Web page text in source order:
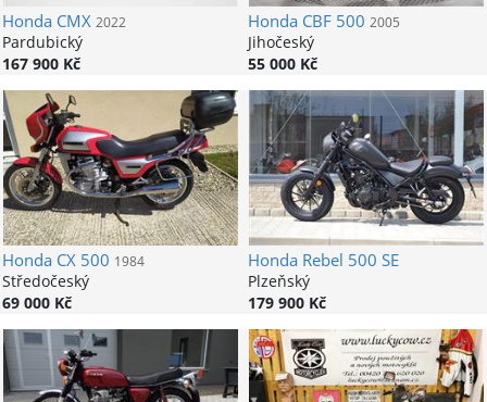
HondaCMX 2022
Pardubický
167 900 Kč
HondaCBF 500 2005
Jihočeský
55 000 Kč
HondaCX 500 1984
Středočeský
69 000 Kč
HondaRebel 500 SE
Plzeňský
179 900 Kč